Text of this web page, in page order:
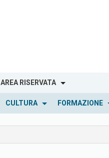
AREA RISERVATA
CULTURA FORMAZIONE